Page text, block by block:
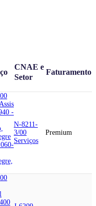
CNAE e
Setor
Faturamento
-
N-8211-
3/00
Serviços
Premium